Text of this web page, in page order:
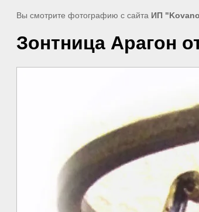
Вы смотрите фотографию с сайта ИП
Зонтница Арагон